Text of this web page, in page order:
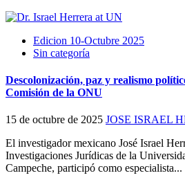
Edicion 10-Octubre 2025
Sin categoría
Descolonización, paz y realismo
Comisión de la ONU
15 de octubre de 2025 JOSE ISRAEL
El investigador mexicano José Israel
Investigaciones Jurídicas de la
Campeche, participó como especialista...